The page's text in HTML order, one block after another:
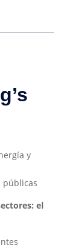
y
públicas
el